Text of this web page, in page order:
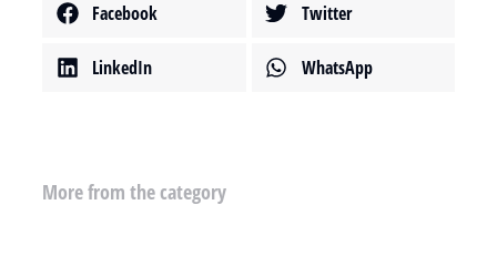
Facebook Twitter
LinkedIn WhatsApp
More from the category